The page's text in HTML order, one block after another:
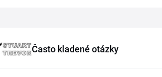
Často kladené otázky